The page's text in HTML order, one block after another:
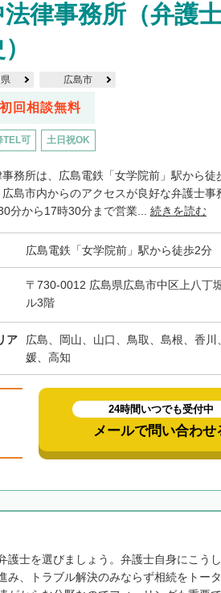
法律事務所（弁護
広島市
初回相談無料
TEL可 土日祝OK
事務所は、広島電鉄「女学院前」駅から徒
広島市内からのアクセスが良好な弁護士事
分から17時30分まで営業... 続きを読む
広島電鉄「女学院前」駅から徒歩2分
〒730-0012 広島県広島市中区上八丁
ル3階
ア
広島、岡山、山口、鳥取、島根、香川
媛、高知
24時間いつでも受付中
メールで問い合わせ
護士を選びましょう。弁護士自身にこう
み、トラブル解決のみならず相続をトー